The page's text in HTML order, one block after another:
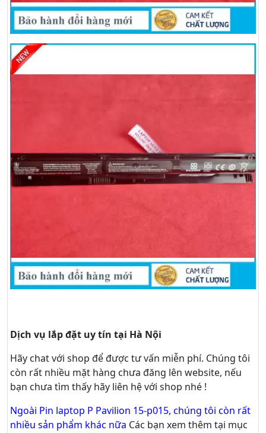
Dịch vụ lắp đặt uy tín tại Hà Nội
Hãy chatvới shop để được tư vấn miễn phí. Chúng tôi
còn rất nhiều mặt hàng chưa đăng lên website, nếu
bạn chưa tìm thấy hãy liên hệ với shop nhé !
Ngoài Pin laptop P Pavilion 15-p015, chúng tôi còn rất
nhiều sản phẩm khác nữa Các bạn xem thêm tại mục